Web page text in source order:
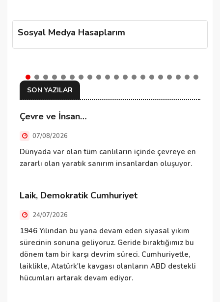
Sosyal Medya Hasaplarım
SON YAZILAR
Çevre ve İnsan…
07/08/2026
Dünyada var olan tüm canlıların içinde çevreye en
zararlı olan yaratık sanırım insanlardan oluşuyor.
Laik, Demokratik Cumhuriyet
24/07/2026
1946 Yılından bu yana devam eden siyasal yıkım
sürecinin sonuna geliyoruz. Geride bıraktığımız bu
dönem tam bir karşı devrim süreci. Cumhuriyetle,
laiklikle, Atatürk'le kavgası olanların ABD destekli
hücumları artarak devam ediyor.